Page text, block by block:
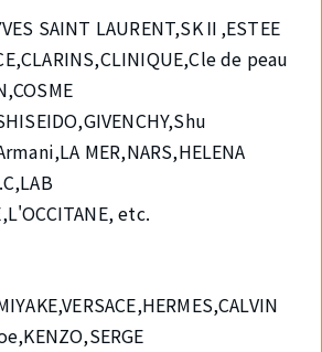
SAINT LAURENT,SKⅡ,ESTEE
de peau
MER,NARS,HELENA
etc.